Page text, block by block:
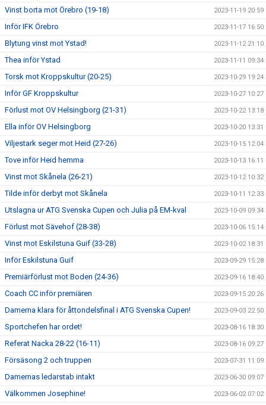
Vinst borta mot Örebro (19-18) 2023-11-19 20:59
Inför IFK Örebro 2023-11-17 16:50
Blytung vinst mot Ystad! 2023-11-12 21:10
Thea inför Ystad 2023-11-11 09:34
Torsk mot Kroppskultur (20-25) 2023-10-29 19:24
Inför GF Kroppskultur 2023-10-27 10:27
Förlust mot OV Helsingborg (21-31) 2023-10-22 13:18
Ella inför OV Helsingborg 2023-10-20 13:31
Viljestark seger mot Heid (27-26) 2023-10-15 12:04
Tove inför Heid hemma 2023-10-13 16:11
Vinst mot Skånela (26-21) 2023-10-12 10:32
Tilde inför derbyt mot Skånela 2023-10-11 12:33
Utslagna ur ATG Svenska Cupen och Julia på EM-kval 2023-10-09 09:34
Förlust mot Sävehof (28-38) 2023-10-06 15:14
Vinst mot Eskilstuna Guif (33-28) 2023-10-02 18:31
Inför Eskilstuna Guif 2023-09-29 15:28
Premiärförlust mot Boden (24-36) 2023-09-16 18:40
Coach CC inför premiären 2023-09-15 20:26
Damerna klara för åttondelsfinal i ATG Svenska Cupen! 2023-09-03 22:50
Sportchefen har ordet! 2023-08-16 18:30
Referat Nacka 28-22 (16-11) 2023-08-16 09:27
Försäsong 2 och truppen 2023-07-31 11:09
Damernas ledarstab intakt 2023-06-30 09:07
Välkommen Josephine! 2023-06-02 07:02